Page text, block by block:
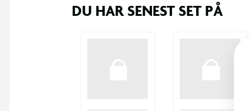
DU HAR SENEST SET PÅ